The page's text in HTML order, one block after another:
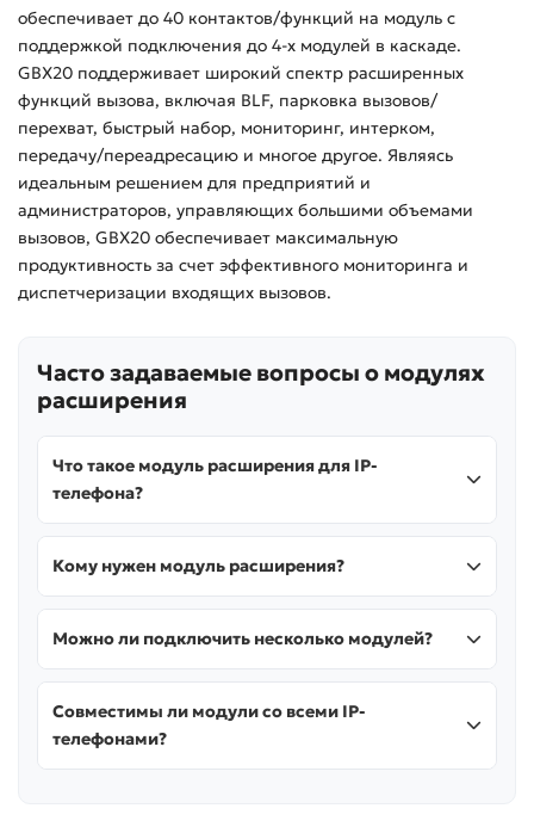
обеспечивает до 40 контактов/функций на модуль с
поддержкой подключения до 4-х модулей в каскаде.
GBX20 поддерживает широкий спектр расширенных
функций вызова, включая BLF, парковка вызовов/
перехват, быстрый набор, мониторинг, интерком,
передачу/переадресацию и многое другое. Являясь
идеальным решением для предприятий и
администраторов, управляющих большими объемами
вызовов, GBX20 обеспечивает максимальную
продуктивность за счет эффективного мониторинга и
диспетчеризации входящих вызовов.
Часто задаваемые вопросы о модулях
расширения
Что такое модуль расширения для IP-
телефона?
Кому нужен модуль расширения?
Можно ли подключить несколько модулей?
Совместимы ли модули со всеми IP-
телефонами?